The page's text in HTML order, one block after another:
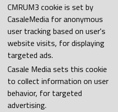
CMRUM3 cookie is set by
CasaleMedia for anonymous
user tracking based on user's
website visits, for displaying
targeted ads.
Casale Media sets this cookie
to collect information on user
behavior, for targeted
advertising.